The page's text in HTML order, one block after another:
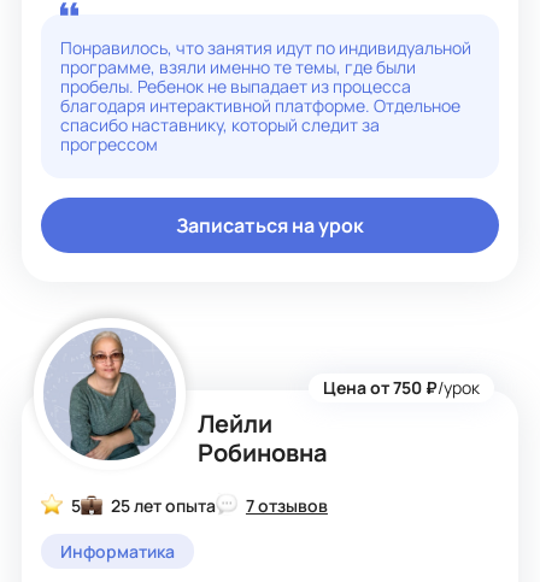
☘ Помогу разобраться, полюбить предмет и сдать ОГЭ
на отлично!
Понравилось, что занятия идут по индивидуальной
программе, взяли именно те темы, где были
пробелы. Ребенок не выпадает из процесса
благодаря интерактивной платформе. Отдельное
спасибо наставнику, который следит за
прогрессом
Записаться на урок
Лейли
Робиновна
Цена от 750 ₽/урок
5 25 лет опыта
7 отзывов
Информатика